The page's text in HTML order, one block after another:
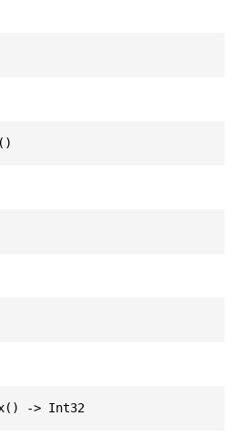
-> Int32